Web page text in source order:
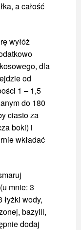
a całość
wyłóż
dla
od
1 – 1,5
do 180
ciasto za
boki) i
wkładać
mnie: 3
łyżki wody,
bazylii,
dodaj